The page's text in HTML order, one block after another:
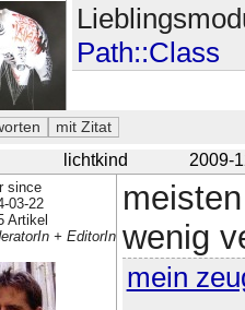
Path::Class
lichtkind 2009-
since
03-22
Artikel
+ EditorIn wenig
mein